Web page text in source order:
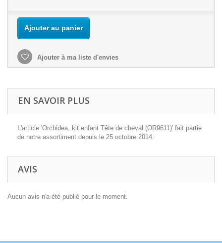
Ajouter au panier
Ajouter à ma liste d'envies
EN SAVOIR PLUS
L'article 'Orchidea, kit enfant Tête de cheval (OR9611)' fait partie
de notre assortiment depuis le 25 octobre 2014.
AVIS
Aucun avis n'a été publié pour le moment.